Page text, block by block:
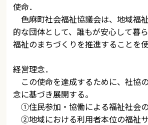
使命．
色麻町社会福祉協議会は、地域福
的な団体として、誰もが安心して暮
福祉のまちづくりを推進することを
経営理念．
この使命を達成するために、社協
念に基づき展開する。
①住民参加・協働による福祉社会
②地域における利用者本位の福祉